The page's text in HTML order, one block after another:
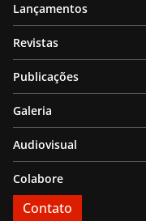
Lançamentos
Revistas
Publicações
Galeria
Audiovisual
Colabore
Contato